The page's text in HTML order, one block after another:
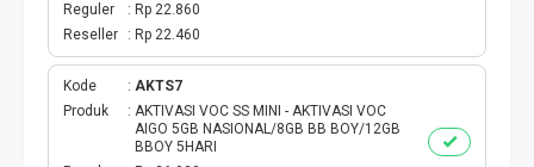
TAG PBB
TAG PGN & PERTAGAS
Reguler
Rp 22.860
Reseller
Rp 22.460
Kode
AKTS7
Produk
AKTIVASI VOC SS MINI - AKTIVASI VOC
AIGO 5GB NASIONAL/8GB BB BOY/12GB
BBOY 5HARI